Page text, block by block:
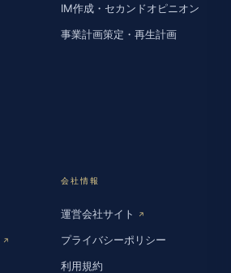
IM作成・セカンドオピニオン
事業計画策定・再生計画
↗
会社情報
運営会社サイト ↗
プライバシーポリシー
利用規約